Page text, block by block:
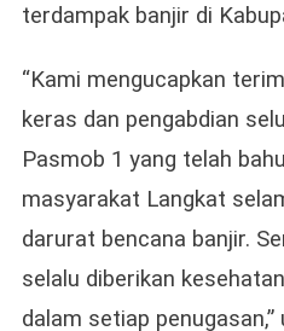
terdampak banjir di
“Kami mengucapkan
keras dan pengabdian
Pasmob 1 yang telah
masyarakat Langkat
darurat bencana banjir.
selalu diberikan
dalam setiap